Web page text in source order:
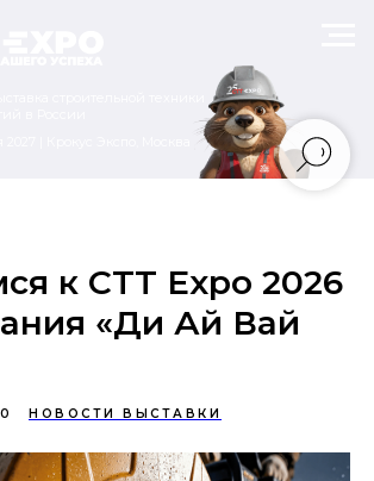
к CTT Expo 2026
«Ди Ай Вай
НОВОСТИ ВЫСТАВКИ